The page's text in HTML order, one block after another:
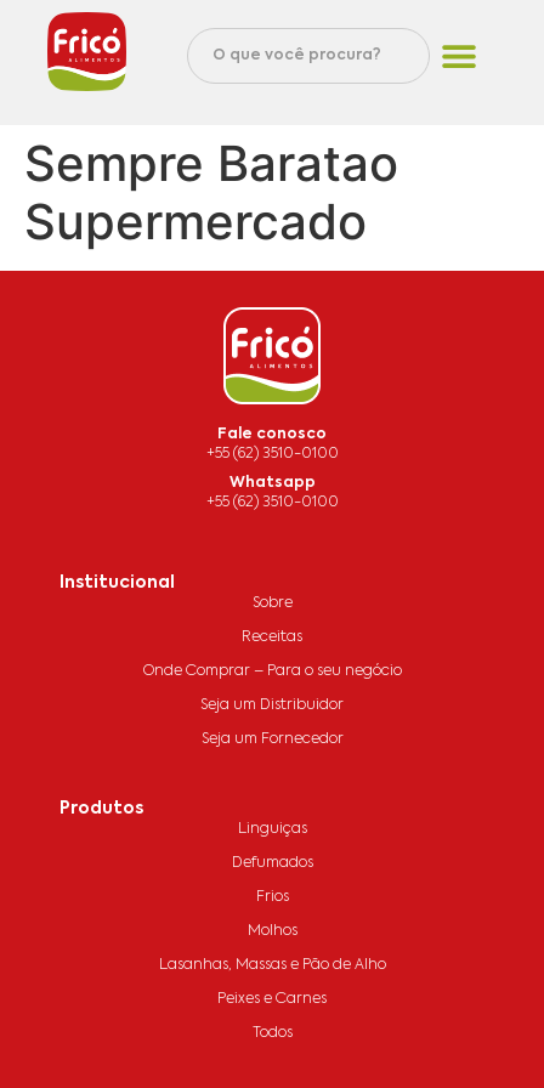
Sempre Baratao
Supermercado
Fale conosco
+55 (62) 3510-0100
Whatsapp
+55 (62) 3510-0100
Institucional
Sobre
Receitas
Onde Comprar – Para o seu negócio
Seja um Distribuidor
Seja um Fornecedor
Produtos
Linguiças
Defumados
Frios
Molhos
Lasanhas, Massas e Pão de Alho
Peixes e Carnes
Todos